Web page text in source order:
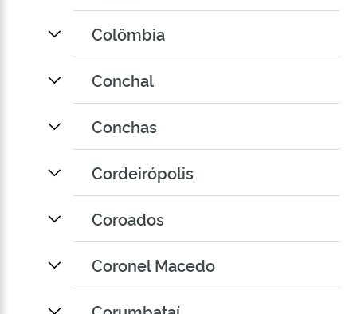
Colômbia
Conchal
Conchas
Cordeirópolis
Coroados
Coronel Macedo